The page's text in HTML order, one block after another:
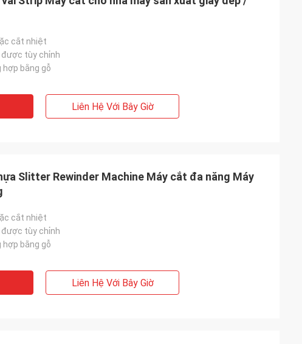
cắt nhiệt
được tùy chỉnh
bằng gỗ
Liên Hệ Với Bây Giờ
Slitter Rewinder Machine Máy cắt đa năng Máy
cắt nhiệt
được tùy chỉnh
bằng gỗ
Liên Hệ Với Bây Giờ